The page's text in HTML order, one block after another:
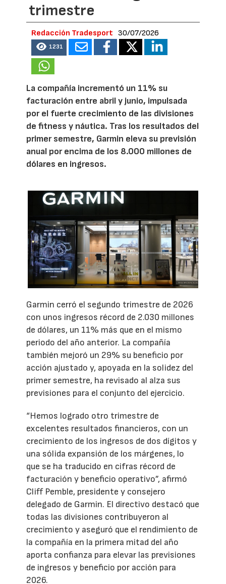
trimestre
Redacción Tradesport 30/07/2026
1231
La compañía incrementó un 11% su
facturación entre abril y junio, impulsada
por el fuerte crecimiento de las divisiones
de fitness y náutica. Tras los resultados del
primer semestre, Garmin eleva su previsión
anual por encima de los 8.000 millones de
dólares en ingresos.
Garmin cerró el segundo trimestre de 2026
con unos ingresos récord de 2.030 millones
de dólares, un 11% más que en el mismo
periodo del año anterior. La compañía
también mejoró un 29% su beneficio por
acción ajustado y, apoyada en la solidez del
primer semestre, ha revisado al alza sus
previsiones para el conjunto del ejercicio.
“Hemos logrado otro trimestre de
excelentes resultados financieros, con un
crecimiento de los ingresos de dos dígitos y
una sólida expansión de los márgenes, lo
que se ha traducido en cifras récord de
facturación y beneficio operativo”, afirmó
Cliff Pemble, presidente y consejero
delegado de Garmin. El directivo destacó que
todas las divisiones contribuyeron al
crecimiento y aseguró que el rendimiento de
la compañía en la primera mitad del año
aporta confianza para elevar las previsiones
de ingresos y beneficio por acción para
2026.